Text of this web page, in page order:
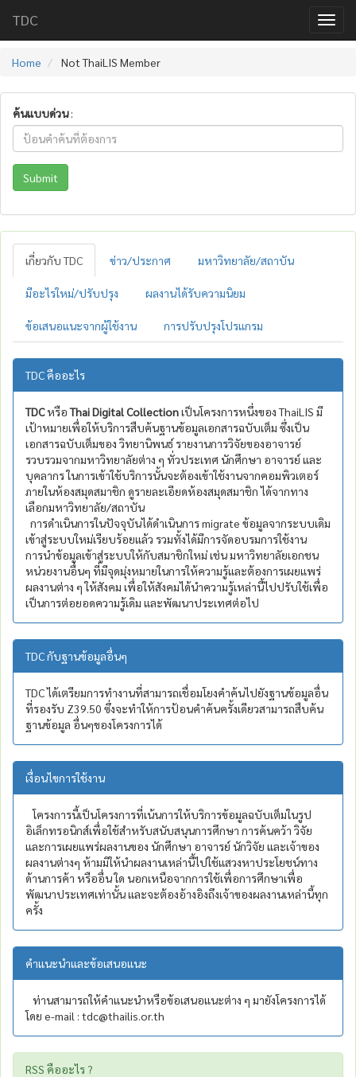
TDC
Home Not ThaiLIS Member
ค้นแบบด่วน:
Submit
เกี่ยวกับ TDC ข่าว/ประกาศ มหาวิทยาลัย/สถาบัน
มีอะไรใหม่/ปรับปรุง ผลงานได้รับความนิยม
ข้อเสนอแนะจากผู้ใช้งาน การปรับปรุงโปรแกรม
TDC คืออะไร
TDCหรือThai Digital Collectionเป็นโครงการหนึ่งของ ThaiLIS มี
เป้าหมายเพื่อให้บริการสืบค้นฐานข้อมูลเอกสารฉบับเต็ม ซึ่งเป็น
เอกสารฉบับเต็มของ วิทยานิพนธ์ รายงานการวิจัยของอาจารย์
รวบรวมจากมหาวิทยาลัยต่าง ๆ ทั่วประเทศ นักศึกษา อาจารย์ และ
บุคลากร ในการเข้าใช้บริการนั้นจะต้องเข้าใช้งานจากคอมพิวเตอร์
ภายในห้องสมุดสมาชิก ดูรายละเอียดห้องสมุดสมาชิก ได้จากทาง
เลือกมหาวิทยาลัย/สถาบัน
การดำเนินการในปัจจุบันได้ดำเนินการ migrate ข้อมูลจากระบบเดิม
เข้าสู่ระบบใหม่เรียบร้อยแล้ว รวมทั้งได้มีการจัดอบรมการใช้งาน
การนำข้อมูลเข้าสู่ระบบให้กับสมาชิกใหม่ เช่น มหาวิทยาลัยเอกชน
หน่วยงานอื่นๆ ที่มีจุดมุ่งหมายในการให้ความรู้และต้องการเผยแพร่
ผลงานต่าง ๆ ให้สังคม เพื่อให้สังคมได้นำความรู้เหล่านี้ไปปรับใช้เพื่อ
เป็นการต่อยอดความรู้เดิม และพัฒนาประเทศต่อไป
TDC กับฐานข้อมูลอื่นๆ
TDC ได้เตรียมการทำงานที่สามารถเชื่อมโยงคำค้นไปยังฐานข้อมูลอื่น
ที่รองรับ Z39.50 ซึ่งจะทำให้การป้อนคำค้นครั้งเดียวสามารถสืบค้น
ฐานข้อมูล อื่นๆของโครงการได้
เงื่อนไขการใช้งาน
โครงการนี้เป็นโครงการที่เน้นการให้บริการข้อมูลฉบับเต็มในรูป
อิเล็กทรอนิกส์เพื่อใช้สำหรับสนับสนุนการศึกษา การค้นคว้า วิจัย
และการเผยแพร่ผลงานของ นักศึกษา อาจารย์ นักวิจัย และเจ้าของ
ผลงานต่างๆ ห้ามมิให้นำผลงานเหล่านี้ไปใช้แสวงหาประโยชน์ทาง
ด้านการค้า หรืออื่น ใด นอกเหนือจากการใช้เพื่อการศึกษาเพื่อ
พัฒนาประเทศเท่านั้น และจะต้องอ้างอิงถึงเจ้าของผลงานเหล่านี้ทุก
ครั้ง
คำแนะนำและข้อเสนอแนะ
ท่านสามารถให้คำแนะนำหรือข้อเสนอแนะต่าง ๆ มายังโครงการได้
โดย e-mail : tdc@thailis.or.th
RSS คืออะไร ?